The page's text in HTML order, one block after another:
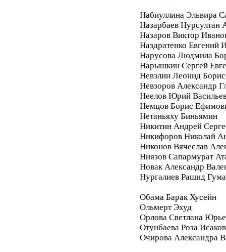
Набиуллина Эльвира
Назарбаев Нурсултан
Назаров Виктор
Наздратенко Евгений
Нарусова Людмила
Нарышкин Сергей
Невзлин Леонид
Невзоров Александр
Неелов Юрий
Немцов Борис
Нетаньяху Биньямин
Никитин Андрей
Никифоров Николай
Никонов Вячеслав
Ниязов Сапармурат
Новак Александр
Нургалиев Рашид
Обама Барак Хусейн
Ольмерт Эхуд
Орлова Светлана
Отунбаева Роза
Очирова Александра